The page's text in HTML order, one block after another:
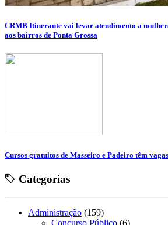
CRMB Itinerante vai levar atendimento a
aos bairros de Ponta Grossa
Cursos gratuitos de Masseiro e Padeiro têm
Categorias
Administração (159)
Concurso Público (6)